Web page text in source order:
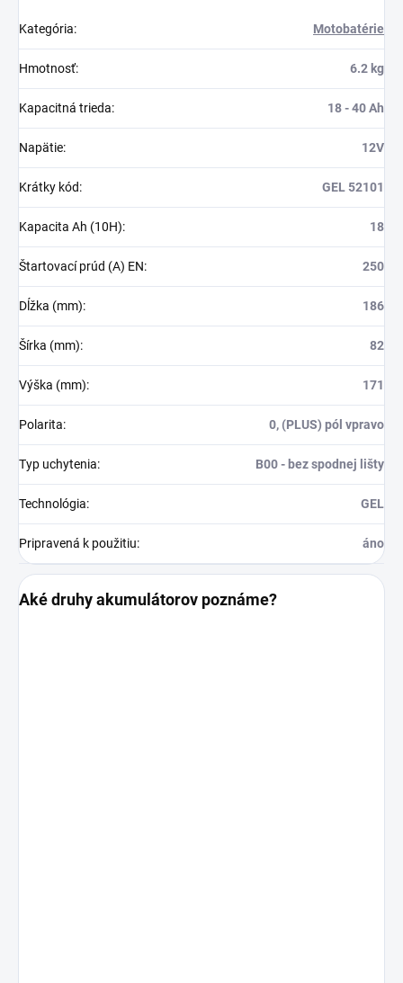
Kategória: Motobatérie
Hmotnosť: 6.2 kg
Kapacitná trieda: 18 - 40 Ah
Napätie: 12V
Krátky kód: GEL 52101
Kapacita Ah (10H): 18
Štartovací prúd (A) EN: 250
Dĺžka (mm): 186
Šírka (mm): 82
Výška (mm): 171
Polarita: 0, (PLUS) pól vpravo
Typ uchytenia: B00 - bez spodnej lišty
Technológia: GEL
Pripravená k použitiu: áno
Aké druhy akumulátorov poznáme?